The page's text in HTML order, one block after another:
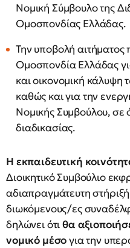
Νομική Σύμβουλο της
Ομοσπονδίας Ελλάδας.
Την υποβολή αιτήματος
Ομοσπονδία Ελλάδας
και οικονομική
καθώς και για την
Νομικής Συμβούλου, σε
διαδικασίας.
Η εκπαιδευτική
Διοικητικό Συμβούλιο
αδιαπραγμάτευτη
διωκόμενους/ες
δηλώνει ότιθα
νομικό μέσογια την